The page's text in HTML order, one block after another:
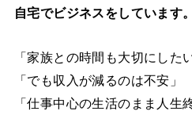
自宅でビジネスをしています。
「家族との時間も大切にしたい
「でも収入が減るのは不安」
「仕事中心の生活のまま人生